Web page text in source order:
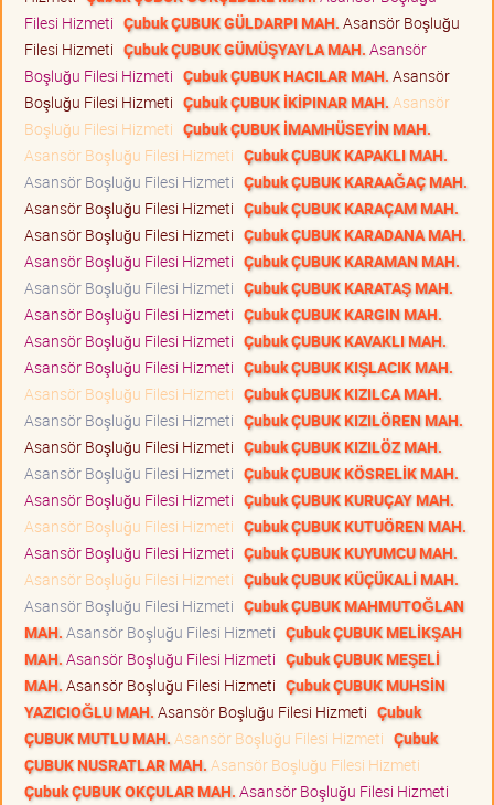
Filesi Hizmeti Çubuk ÇUBUK GÜLDARPI MAH. Asansör Boşluğu
Filesi Hizmeti Çubuk ÇUBUK GÜMÜŞYAYLA MAH. Asansör
Boşluğu Filesi Hizmeti Çubuk ÇUBUK HACILAR MAH. Asansör
Boşluğu Filesi Hizmeti Çubuk ÇUBUK İKİPINAR MAH. Asansör
Boşluğu Filesi Hizmeti Çubuk ÇUBUK İMAMHÜSEYİN MAH.
Asansör Boşluğu Filesi Hizmeti Çubuk ÇUBUK KAPAKLI MAH.
Asansör Boşluğu Filesi Hizmeti Çubuk ÇUBUK KARAAĞAÇ MAH.
Asansör Boşluğu Filesi Hizmeti Çubuk ÇUBUK KARAÇAM MAH.
Asansör Boşluğu Filesi Hizmeti Çubuk ÇUBUK KARADANA MAH.
Asansör Boşluğu Filesi Hizmeti Çubuk ÇUBUK KARAMAN MAH.
Asansör Boşluğu Filesi Hizmeti Çubuk ÇUBUK KARATAŞ MAH.
Asansör Boşluğu Filesi Hizmeti Çubuk ÇUBUK KARGIN MAH.
Asansör Boşluğu Filesi Hizmeti Çubuk ÇUBUK KAVAKLI MAH.
Asansör Boşluğu Filesi Hizmeti Çubuk ÇUBUK KIŞLACIK MAH.
Asansör Boşluğu Filesi Hizmeti Çubuk ÇUBUK KIZILCA MAH.
Asansör Boşluğu Filesi Hizmeti Çubuk ÇUBUK KIZILÖREN MAH.
Asansör Boşluğu Filesi Hizmeti Çubuk ÇUBUK KIZILÖZ MAH.
Asansör Boşluğu Filesi Hizmeti Çubuk ÇUBUK KÖSRELİK MAH.
Asansör Boşluğu Filesi Hizmeti Çubuk ÇUBUK KURUÇAY MAH.
Asansör Boşluğu Filesi Hizmeti Çubuk ÇUBUK KUTUÖREN MAH.
Asansör Boşluğu Filesi Hizmeti Çubuk ÇUBUK KUYUMCU MAH.
Asansör Boşluğu Filesi Hizmeti Çubuk ÇUBUK KÜÇÜKALİ MAH.
Asansör Boşluğu Filesi Hizmeti Çubuk ÇUBUK MAHMUTOĞLAN
MAH. Asansör Boşluğu Filesi Hizmeti Çubuk ÇUBUK MELİKŞAH
MAH. Asansör Boşluğu Filesi Hizmeti Çubuk ÇUBUK MEŞELİ
MAH. Asansör Boşluğu Filesi Hizmeti Çubuk ÇUBUK MUHSİN
YAZICIOĞLU MAH. Asansör Boşluğu Filesi Hizmeti Çubuk
ÇUBUK MUTLU MAH. Asansör Boşluğu Filesi Hizmeti Çubuk
ÇUBUK NUSRATLAR MAH. Asansör Boşluğu Filesi Hizmeti
Çubuk ÇUBUK OKÇULAR MAH. Asansör Boşluğu Filesi Hizmeti